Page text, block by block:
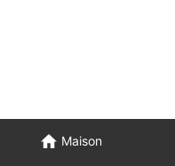
Maison